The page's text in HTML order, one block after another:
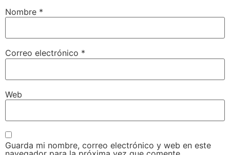
Nombre *
Correo electrónico *
Web
Guarda mi nombre, correo electrónico y web en este